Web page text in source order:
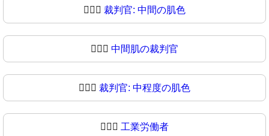
🧑🏽‍⚖ 裁判官: 中間の肌色
🧑🏾‍⚖️ 中間肌の裁判官
🧑🏾‍⚖ 裁判官: 中程度の肌色
🧑🏿‍⚖️ 工業労働者